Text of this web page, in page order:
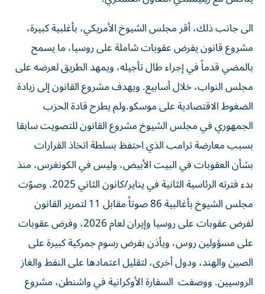
الى جانب ذلك، أقر مجلس الشيوخ الأمريكي، بأغلبية كبيرة،
مشروع قانون يفرض عقوبات شاملة على روسيا، ما يسمح
بالمضي قدماً في إجراء طال تأجيله، ويمهد الطريق لعرضه على
مجلس النواب، خلال أسابيع. ويهدف مشروع القانون إلى زيادة
الضغوط الاقتصادية ​على موسكو.ولم يطرح قادة الحزب
الجمهوري في مجلس الشيوخ مشروع القانون للتصويت سابقا
بسبب معارضة ترامب الذي احتفظ بسلطة اتخاذ القرارات
بشأن العقوبات في البيت الأبيض، وليس في الكونغرس، منذ
بدء فترته الرئاسية الثانية في يناير/كانون الثاني 2025. وصوّت
مجلس الشيوخ بأغالبية 86 صوتاً مقابل 11 لتمرير القانون
‌لفرض عقوبات على روسيا وإيران لعام 2026، وفرض عقوبات
على مسؤولين روس، ويأذن بفرض رسوم جمركية كبيرة على
الصين والهند، ودول أخرى، لتقليل اعتمادها على النفط والغاز
الروسيين. ووصفت السفارة الأوكرانية في واشنطن، مشروع